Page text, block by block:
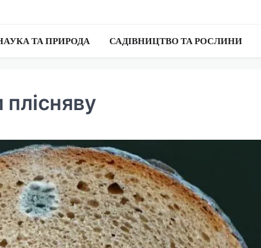
ТА ПРИРОДА САДІВНИЦТВО ТА РОСЛИНИ